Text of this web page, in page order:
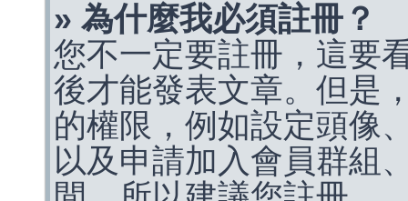
» 為什麼我必須註冊？
您不一定要註冊，這要
後才能發表文章。但是
的權限，例如設定頭像
以及申請加入會員群組